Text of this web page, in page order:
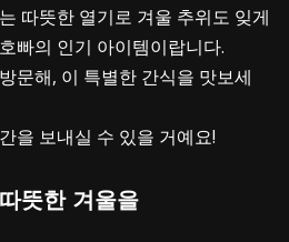
따뜻한 열기로 겨울 추위도 잊게
빠의 인기 아이템이랍니다.
문해, 이 특별한 간식을 맛보세
을 보내실 수 있을 거예요!
뜻한 겨울을